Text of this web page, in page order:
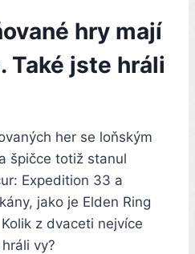
hry mají
Také jste hráli
her se loňským
špičce totiž stanul
Expedition 33 a
jako je Elden Ring
z dvaceti nejvíce
vy?